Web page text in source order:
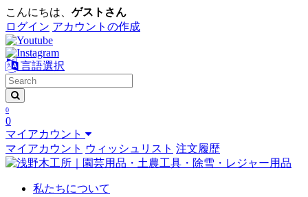
こんにちは、 ゲストさん
ログイン アカウントの作成
言語選択
0
0
マイアカウント
マイアカウント ウィッシュリスト 注文履歴
私たちについて